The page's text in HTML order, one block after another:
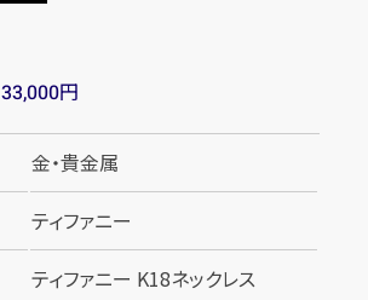
33,000円
金・貴金属
ティファニー
ティファニー K18ネックレス